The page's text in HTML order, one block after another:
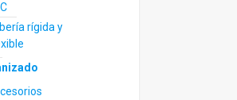
rígida y